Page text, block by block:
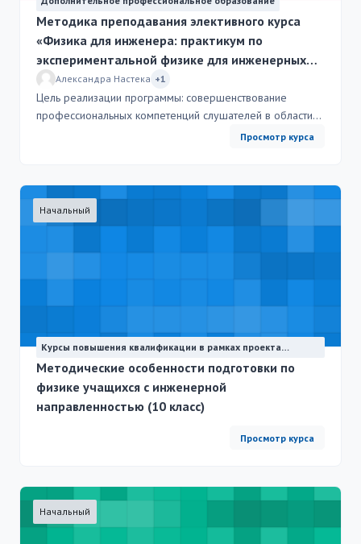
Методика преподавания элективного курса
«Физика для инженера: практикум по
экспериментальной физике для инженерных
классов»
Александра Настека +1
Цель реализации программы: совершенствование
профессиональных компетенций слушателей в области
методики преподавания элективного курса «Физика для
знакомство с методиками работы с оборудованием
проектов "Инженерный класс" и "ИТ-полигон",
особенностям проведения лабораторных работ,
исследовательской деятельности.
Просмотр курса
Начальный
Курсы повышения квалификации в рамках проекта
"Физика для всех"
Методические особенности подготовки по
физике учащихся с инженерной
направленностью (10 класс)
Просмотр курса
Начальный